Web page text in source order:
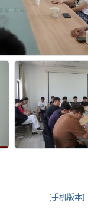
[手机版本]